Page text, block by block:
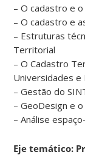
– O cadastro e
– O cadastro e
– Estruturas
Territorial
– O Cadastro
Universidades
– Gestão do
– GeoDesign e
– Análise
Eje temático: